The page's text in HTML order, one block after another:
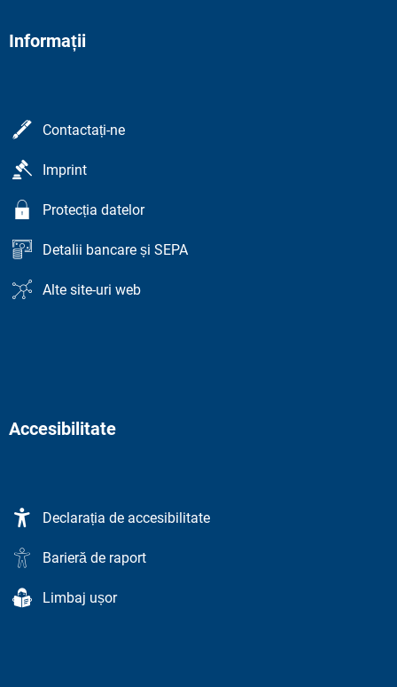
Informații
Contactați-ne
Imprint
Protecția datelor
Detalii bancare și SEPA
Alte site-uri web
Accesibilitate
Declarația de accesibilitate
Barieră de raport
Limbaj ușor